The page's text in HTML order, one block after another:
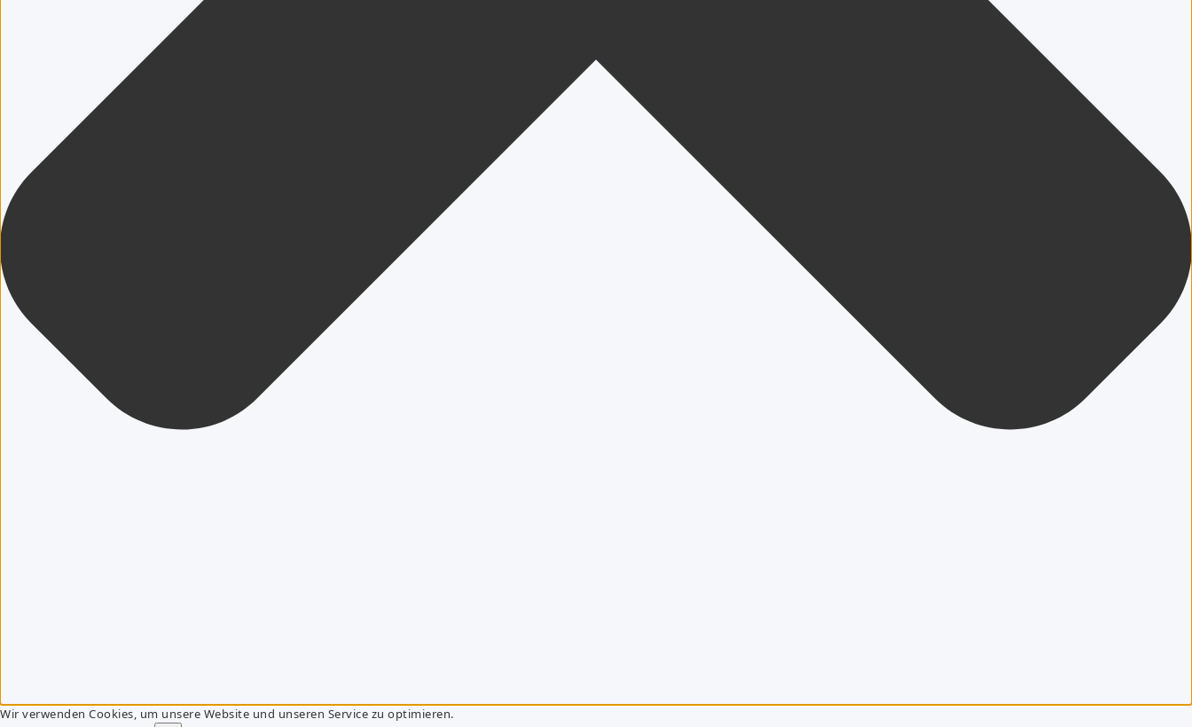
Wir verwenden Cookies, um unsere Website und unseren Service zu optimieren.